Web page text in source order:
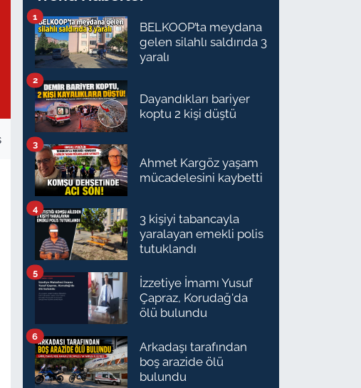
BELKOOP’ta meydana
gelen silahlı saldırıda 3
yaralı
1
Dayandıkları bariyer
koptu 2 kişi düştü
2
Ahmet Kargöz yaşam
mücadelesini kaybetti
3
3 kişiyi tabancayla
yaralayan emekli polis
tutuklandı
4
İzzetiye İmamı Yusuf
Çapraz, Korudağ'da
ölü bulundu
5
Arkadaşı tarafından
boş arazide ölü
bulundu
6